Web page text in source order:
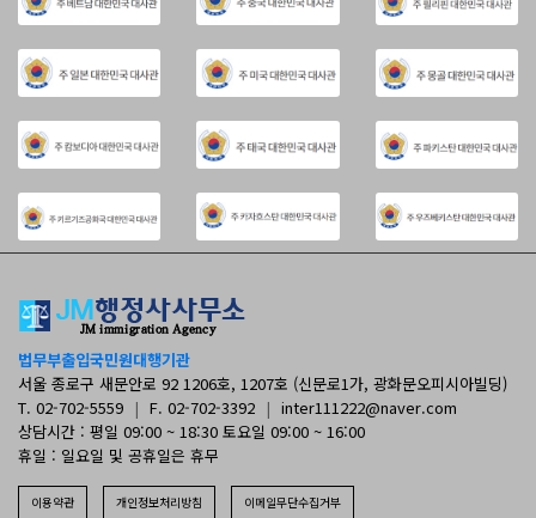
법무부출입국민원대행기관
서울 종로구 새문안로 92 1206호, 1207호 (신문로1가, 광화문오피시아빌딩)
T. 02-702-5559 | F. 02-702-3392 | inter111222@naver.com
상담시간 : 평일 09:00 ~ 18:30 토요일 09:00 ~ 16:00
휴일 : 일요일 및 공휴일은 휴무
이용약관 개인정보처리방침 이메일무단수집거부